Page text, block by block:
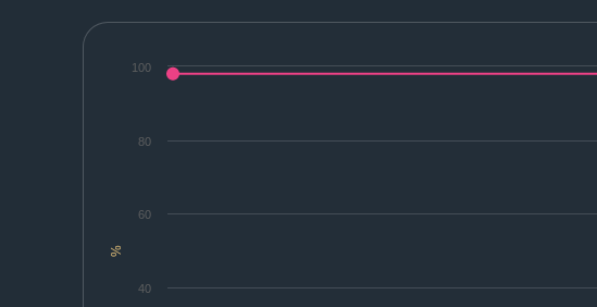
%
40
60
80
100